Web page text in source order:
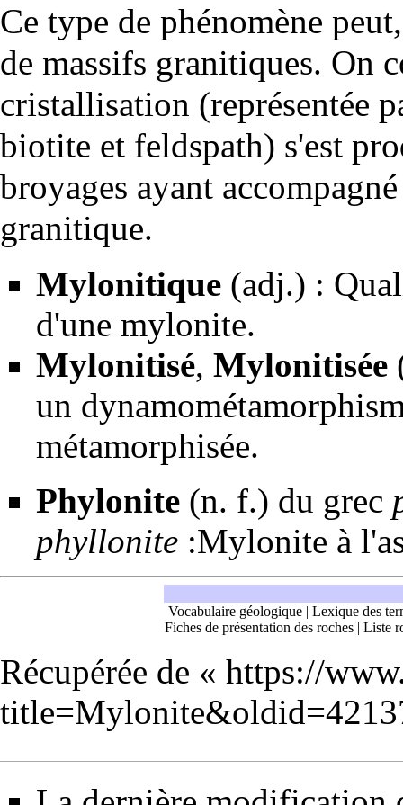
Ce type de phénomène
de massifs granitiques. On
cristallisation (représentée
biotite et feldspath) s'est
broyages ayant
granitique.
Mylonitique (adj.) :
d'une mylonite.
Mylonitisé, Mylonitisée
un dynamo
métamorphisée.
Phylonite (n. f.) du grec
phyllonite :Mylonite à
Vocabulaire géologique| Lexique des
Fiches de présentation des roches| Liste
Récupérée de « https://